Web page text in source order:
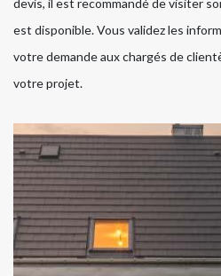
devis, il est recommandé de visiter
est disponible. Vous validez les
votre demande aux chargés de
votre projet.